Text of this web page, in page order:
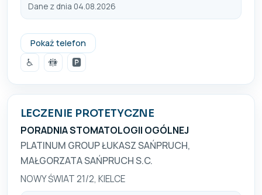
Dane z dnia 04.08.2026
Pokaż telefon
(41) 342 85 30
♿
🚻 🅿️
LECZENIE PROTETYCZNE
PORADNIA STOMATOLOGII OGÓLNEJ
PLATINUM GROUP ŁUKASZ SAŃPRUCH,
MAŁGORZATA SAŃPRUCH S.C.
NOWY ŚWIAT 21/2, KIELCE